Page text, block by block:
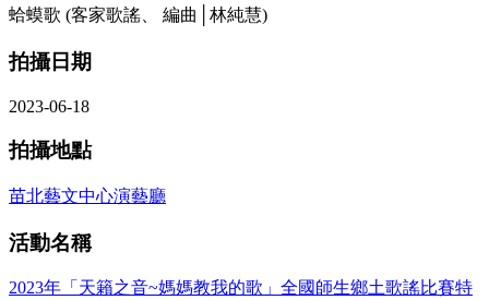
蛤蟆歌 (客家歌謠、 編曲│林純慧)
拍攝日期
2023-06-18
拍攝地點
苗北藝文中心演藝廳
活動名稱
2023年「天籟之音~媽媽教我的歌」全國師生鄉土歌謠比賽特